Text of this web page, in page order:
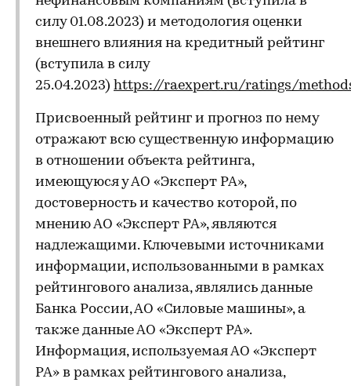
силу 01.08.2023) и методология оценки
внешнего влияния на кредитный рейтинг
(вступила в силу
25.04.2023) https://raexpert.ru/ratings/
Присвоенный рейтинг и прогноз по нему
отражают всю существенную информацию
в отношении объекта рейтинга,
имеющуюся у АО «Эксперт РА»,
достоверность и качество которой, по
мнению АО «Эксперт РА», являются
надлежащими. Ключевыми источниками
информации, использованными в рамках
рейтингового анализа, являлись данные
Банка России, АО «Силовые машины», а
также данные АО «Эксперт РА».
Информация, используемая АО «Эксперт
РА» в рамках рейтингового анализа,